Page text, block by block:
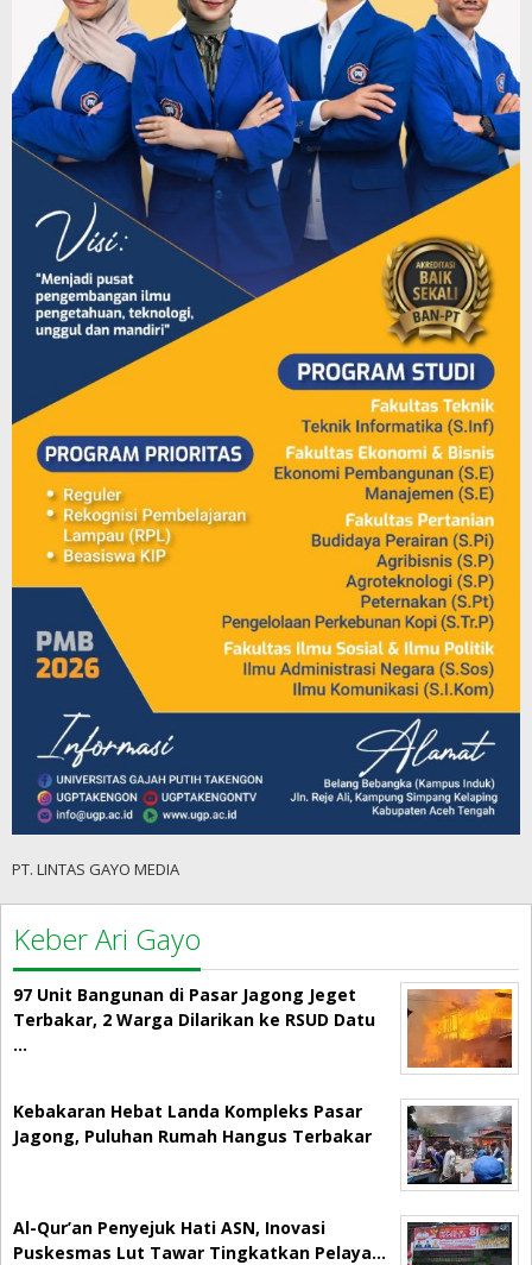
PT. LINTAS GAYO MEDIA
Keber Ari Gayo
97 Unit Bangunan di Pasar Jagong Jeget
Terbakar, 2 Warga Dilarikan ke RSUD Datu
…
Kebakaran Hebat Landa Kompleks Pasar
Jagong, Puluhan Rumah Hangus Terbakar
Al-Qur’an Penyejuk Hati ASN, Inovasi
Puskesmas Lut Tawar Tingkatkan Pelaya…